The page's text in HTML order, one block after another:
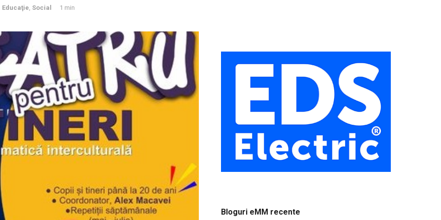
Educaţie, Social 1 min
Bloguri eMM recente